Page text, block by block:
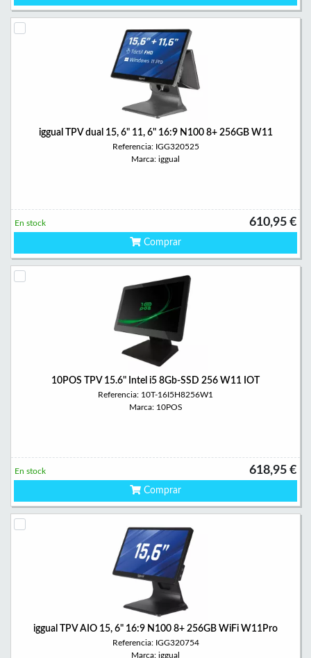
iggual TPV dual 15, 6" 11, 6" 16:9 N100 8+ 256GB W11
Referencia: IGG320525
Marca: iggual
610,95 €
En stock
Comprar
10POS TPV 15.6" Intel i5 8Gb-SSD 256 W11 IOT
Referencia: 10T-16I5H8256W1
Marca: 10POS
618,95 €
En stock
Comprar
iggual TPV AIO 15, 6" 16:9 N100 8+ 256GB WiFi W11Pro
Referencia: IGG320754
Marca: iggual